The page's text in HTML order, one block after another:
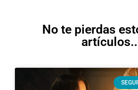
No te pierdas